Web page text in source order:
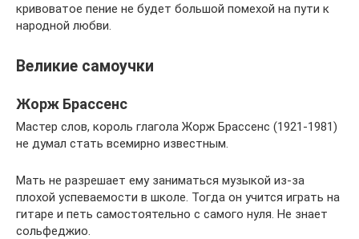
кривоватое пение не будет большой помехой на пути к
народной любви.
Великие самоучки
Жорж Брассенс
Мастер слов, король глагола Жорж Брассенс (1921-1981)
не думал стать всемирно известным.
Мать не разрешает ему заниматься музыкой из-за
плохой успеваемости в школе. Тогда он учится играть на
гитаре и петь самостоятельно с самого нуля. Не знает
сольфеджио.